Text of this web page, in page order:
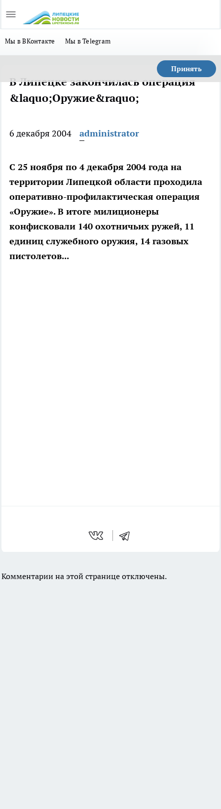
Мы в ВКонтакте Мы в Telegram
Принять
В Липецке закончилась операция
&laquo;Оружие&raquo;
6 декабря 2004 administrator
С 25 ноября по 4 декабря 2004 года на
территории Липецкой области проходила
оперативно-профилактическая операция
«Оружие». В итоге милиционеры
конфисковали 140 охотничьих ружей, 11
единиц служебного оружия, 14 газовых
пистолетов...
Комментарии на этой странице отключены.